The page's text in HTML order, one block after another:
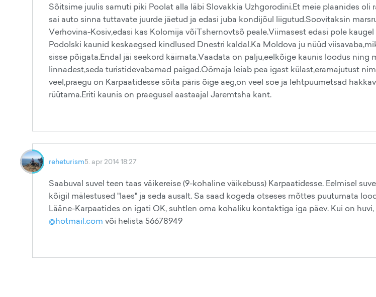
Sõitsime juulis samuti piki Poolat alla läbi Slovakkia Uzhgorodini.Et meie plaanides oli
sai auto sinna tuttavate juurde jäetud ja edasi juba kondijõul liigutud.Soovitaksin
Verhovina-Kosiv,edasi kas Kolomija võiTshernovtsõ peale.Viimasest edasi pole
Podolski kaunid keskaegsed kindlused Dnestri kaldal.Ka Moldova ju nüüd
sisse põigata.Endal jäi seekord käimata.Vaadata on palju,eelkõige kaunis loodus ning
linnadest,seda turistidevabamad paigad.Öömaja leiab pea igast külast,eramajutust
veel,praegu on Karpaatidesse sõita päris õige aeg,on veel soe ja lehtpuumetsad
rüütama.Eriti kaunis on praegusel aastaajal Jaremtsha kant.
reheturism5. apr 2014 18:27
Saabuval suvel teen taas väikereise (9-kohaline väikebuss) Karpaatidesse. Eelmisel
kõigil mälestused "laes" ja seda ausalt. Sa saad kogeda otseses mõttes puutumata
Lääne-Karpaatides on igati OK, suhtlen oma kohaliku kontaktiga iga päev. Kui on
@hotmail.com või helista 56678949